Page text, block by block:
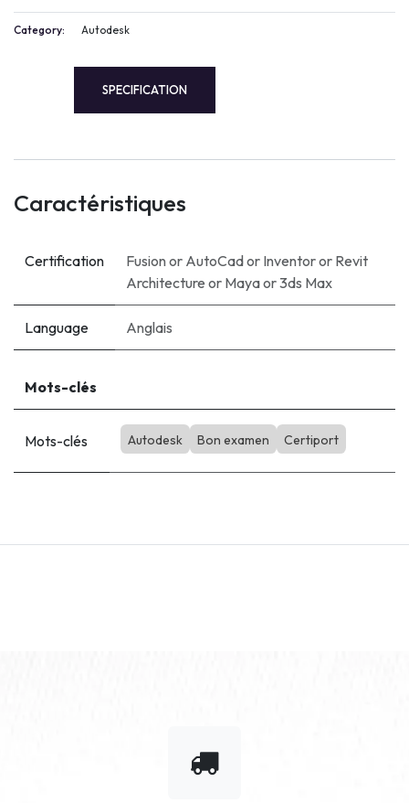
Category: Autodesk
SPECIFICATION
Caractéristiques
Certification Fusionor AutoCador Inventoror Revit
Architecture or Mayaor3ds Max
Language Anglais
Mots-clés
Mots-clés Autodesk Bon examen Certiport